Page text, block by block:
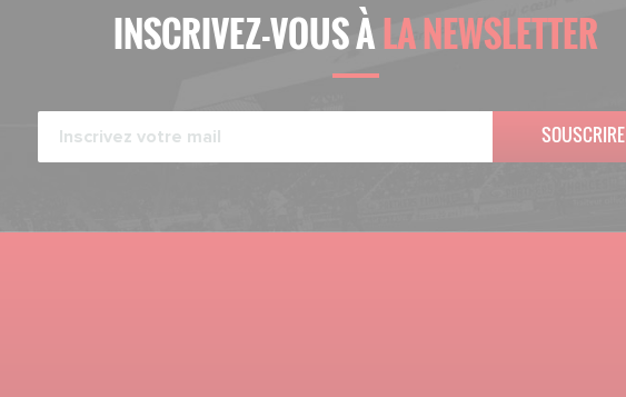
INSCRIVEZ-VOUS ÀLA NEWSLETTER
SOUSCRIRE